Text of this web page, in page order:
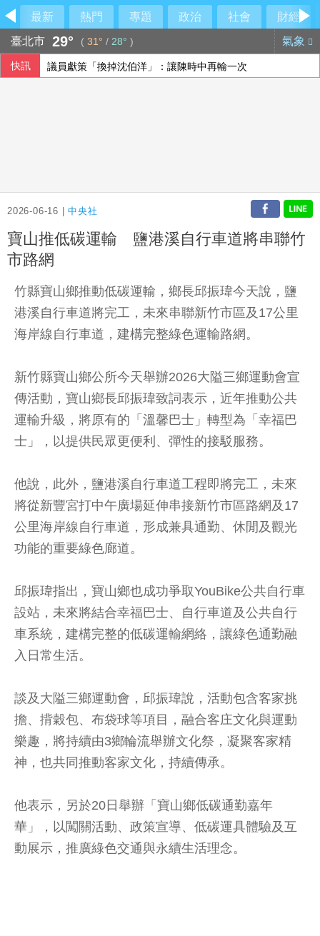
最新 熱門 專題 政治 社會
財經
臺北市 29° ( 31° / 28° ) 氣象
快訊 議員獻策「換掉沈伯洋」：讓陳時中再輸一次
2026-06-16 |中央社
寶山推低碳運輸 鹽港溪自行車道將串聯竹
市路網
竹縣寶山鄉推動低碳運輸，鄉長邱振瑋今天說，鹽
港溪自行車道將完工，未來串聯新竹市區及17公里
海岸線自行車道，建構完整綠色運輸路網。
新竹縣寶山鄉公所今天舉辦2026大隘三鄉運動會宣
傳活動，寶山鄉長邱振瑋致詞表示，近年推動公共
運輸升級，將原有的「溫馨巴士」轉型為「幸福巴
士」，以提供民眾更便利、彈性的接駁服務。
他說，此外，鹽港溪自行車道工程即將完工，未來
將從新豐宮打中午廣場延伸串接新竹市區路網及17
公里海岸線自行車道，形成兼具通勤、休閒及觀光
功能的重要綠色廊道。
邱振瑋指出，寶山鄉也成功爭取YouBike公共自行車
設站，未來將結合幸福巴士、自行車道及公共自行
車系統，建構完整的低碳運輸網絡，讓綠色通勤融
入日常生活。
談及大隘三鄉運動會，邱振瑋說，活動包含客家挑
擔、揹穀包、布袋球等項目，融合客庄文化與運動
樂趣，將持續由3鄉輪流舉辦文化祭，凝聚客家精
神，也共同推動客家文化，持續傳承。
他表示，另於20日舉辦「寶山鄉低碳通勤嘉年
華」，以闖關活動、政策宣導、低碳運具體驗及互
動展示，推廣綠色交通與永續生活理念。